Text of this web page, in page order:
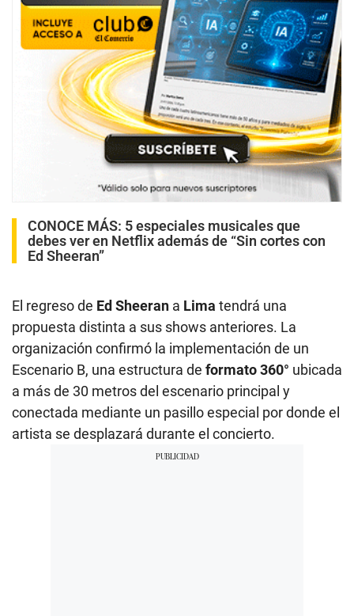
CONOCE MÁS: 5 especiales musicales que
debes ver en Netflix además de “Sin cortes con
Ed Sheeran”
El regreso de Ed Sheeran a Lima tendrá una
propuesta distinta a sus shows anteriores. La
organización confirmó la implementación de un
Escenario B, una estructura de formato 360° ubicada
a más de 30 metros del escenario principal y
conectada mediante un pasillo especial por donde el
artista se desplazará durante el concierto.